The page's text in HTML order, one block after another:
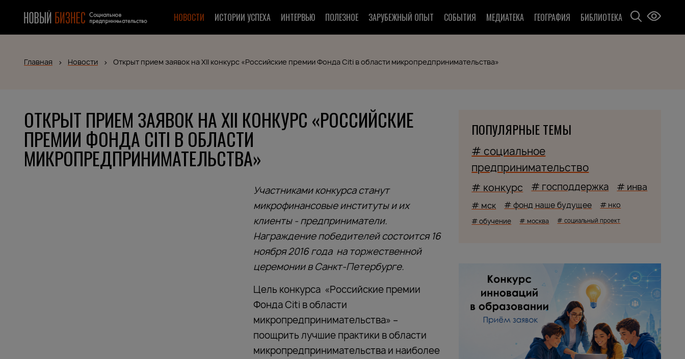
НОВОСТИ ИСТОРИИ УСПЕХА ИНТЕРВЬЮ ПОЛЕЗНОЕ ЗАРУБЕЖНЫЙ ОПЫТ СОБЫТИЯ МЕДИАТЕКА ГЕОГРАФИЯ БИБЛИОТЕКА
Главная Новости Открыт прием заявок на ХII конкурс «Российские премии Фонда Citi в области микропредпринимательства»
ОТКРЫТ ПРИЕМ ЗАЯВОК НА ХII КОНКУРС «РОССИЙСКИЕ
ПРЕМИИ ФОНДА CITI В ОБЛАСТИ
МИКРОПРЕДПРИНИМАТЕЛЬСТВА»
Участниками конкурса станут
микрофинансовые институты и их
клиенты - предприниматели.
Награждение победителей состоится 16
ноября 2016 года на торжественной
церемонии в Санкт-Петербурге.
Цель конкурса «Российские премии
Фонда Citi в области
микропредпринимательства» –
поощрить лучшие практики в области
микропредпринимательства и наиболее
ПОПУЛЯРНЫЕ ТЕМЫ
# социальное
предпринимательство
# конкурс # господдержка # инва
# мск # фонд наше будущее # нко
# обучение # москва # социальный проект